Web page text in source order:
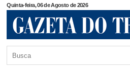
Quinta-feira, 06 de Agosto de 2026